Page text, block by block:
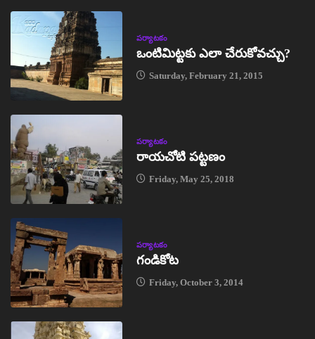
పర్యాటకం
ఒంటిమిట్టకు ఎలా చేరుకోవచ్చు?
Saturday, February 21, 2015
పర్యాటకం
రాయచోటి పట్టణం
Friday, May 25, 2018
పర్యాటకం
గండికోట
Friday, October 3, 2014